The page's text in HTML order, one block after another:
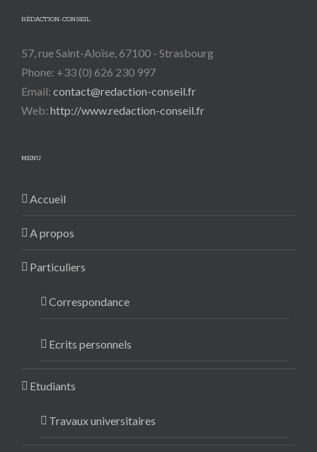
RÉDACTION-CONSEIL
57, rue Saint-Aloïse, 67100 - Strasbourg
Phone: +33 (0) 626 230 997
Email: contact@redaction-conseil.fr
Web: http://www.redaction-conseil.fr
MENU
Accueil
A propos
Particuliers
Correspondance
Ecrits personnels
Etudiants
Travaux universitaires